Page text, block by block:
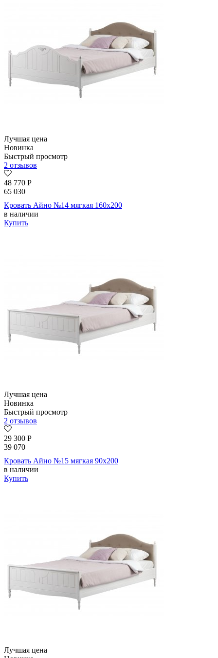
Лучшая цена
Новинка
Быстрый просмотр
2 отзывов
48 770 Р
65 030
Кровать Айно №14 мягкая 160х200
в наличии
Купить
Лучшая цена
Новинка
Быстрый просмотр
2 отзывов
29 300 Р
39 070
Кровать Айно №15 мягкая 90х200
в наличии
Купить
Лучшая цена